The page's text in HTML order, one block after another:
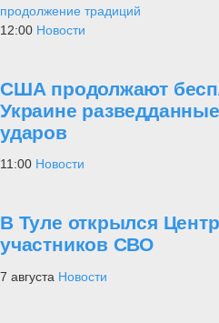
продолжение традиций
12:00 Новости
США продолжают
Украине
ударов
11:00 Новости
В Туле открылся
участников СВО
7 августа Новости